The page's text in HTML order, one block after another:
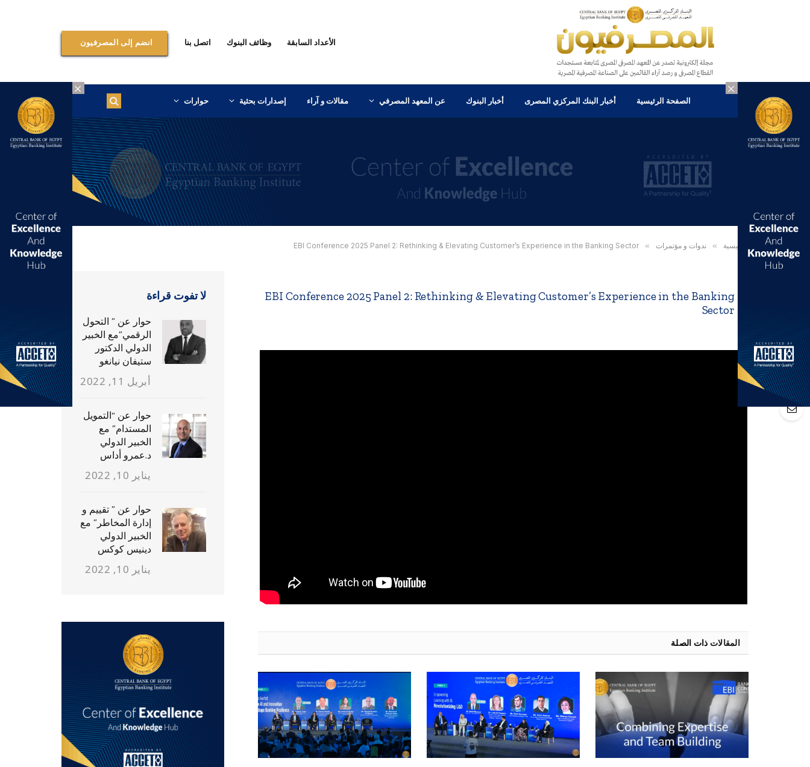
×
×
الأعداد السابقة وظائف البنوك اتصل بنا انضم إلى المصرفيون
الصفحة الرئيسية أخبار البنك المركزي المصرى أخبار البنوك عن المعهد المصرفي مقالات و آراء إصدارات بحثية حوارات
الرئيسية » ندوات و مؤتمرات »
EBI Conference 2025 Panel 2: Rethinking & Elevating Customer’s Experience in the Banking Sector
EBI Conference 2025 Panel 2: Rethinking & Elevating Customer’s Experience in the Banking
Sector
المقالات ذات الصلة
لا تفوت قراءة
حوار عن ” التحول
الرقمي”مع الخبير
الدولي الدكتور
ستيفان نيانغو
أبريل 11, 2022
حوار عن “التمويل
المستدام” مع
الخبير الدولي
د.عمرو أداس
يناير 10, 2022
حوار عن ” تقييم و
إدارة المخاطر” مع
الخبير الدولي
دينيس كوكس
يناير 10, 2022